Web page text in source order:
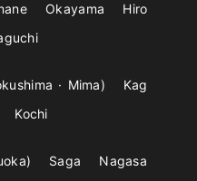
Okayama
Hiro
Mima
Kag
Kochi
Saga
Nagasa